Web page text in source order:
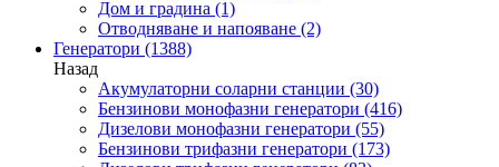
Дом и градина (1)
Отводняване и напояване (2)
Генератори (1388)
Назад
Акумулаторни соларни станции (30)
Бензинови монофазни генератори (416)
Дизелови монофазни генератори (55)
Бензинови трифазни генератори (173)